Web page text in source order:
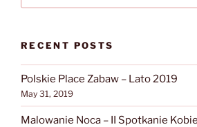
RECENT POSTS
Polskie Place Zabaw – Lato 2019
May 31, 2019
Malowanie Noca – II Spotkanie